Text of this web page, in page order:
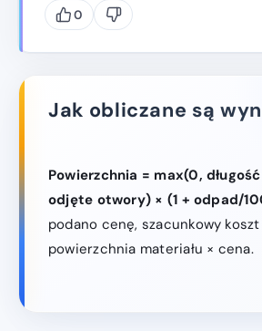
0
Jak obliczane są
Powierzchnia = max(0,
odjęte otwory) × (1 + odpad/
podano cenę, szacunkowy koszt
powierzchnia materiału × cena.